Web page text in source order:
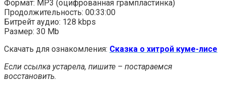
Формат: MP3 (оцифрованная грампластинка)
Продолжительность: 00:33:00
Битрейт аудио: 128 kbps
Размер: 30 Mb
Скачать для ознакомления: Сказка о хитрой куме-лисе
Если ссылка устарела, пишите – постараемся
восстановить.